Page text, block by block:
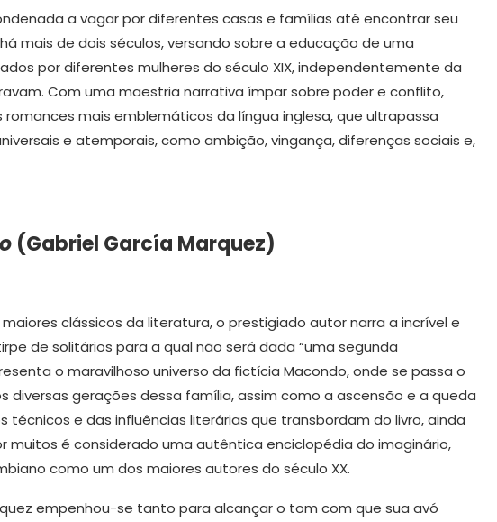
a vagar por diferentes casas e famílias até encontrar seu
mais de dois séculos, versando sobre a educação de uma
por diferentes mulheres do século XIX, independentemente da
Com uma maestria narrativa ímpar sobre poder e conflito,
mais emblemáticos da língua inglesa, que ultrapassa
e atemporais, como ambição, vingança, diferenças sociais e,
(Gabriel García Marquez)
maiores clássicos da literatura, o prestigiado autor narra a incrível e
de solitários para a qual não será dada “uma segunda
o maravilhoso universo da fictícia Macondo, onde se passa o
diversas gerações dessa família, assim como a ascensão e a queda
técnicos e das influências literárias que transbordam do livro, ainda
muitos é considerado uma autêntica enciclopédia do imaginário,
como um dos maiores autores do século XX.
empenhou-se tanto para alcançar o tom com que sua avó